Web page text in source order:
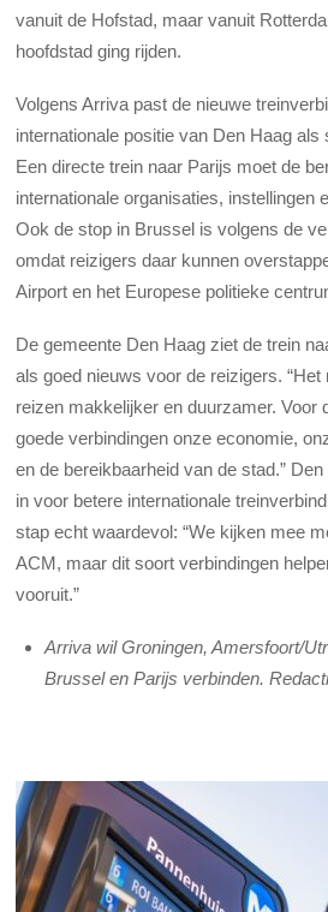
vanuit de Hofstad, maar vanuit
hoofdstad ging rijden.
Volgens Arriva past de nieuwe
internationale positie van Den Haag als
Een directe trein naar Parijs moet de
internationale organisaties, instellingen
Ook de stop in Brussel is volgens de
omdat reizigers daar kunnen
Airport en het Europese politieke
De gemeente Den Haag ziet de trein
als goed nieuws voor de reizigers.
reizen makkelijker en duurzamer. Voor
goede verbindingen onze economie,
en de bereikbaarheid van de stad.”
in voor betere internationale
stap echt waardevol: “We kijken mee
ACM, maar dit soort verbindingen
vooruit.”
Arriva wil Groningen, Amersfoort/
Brussel en Parijs verbinden.